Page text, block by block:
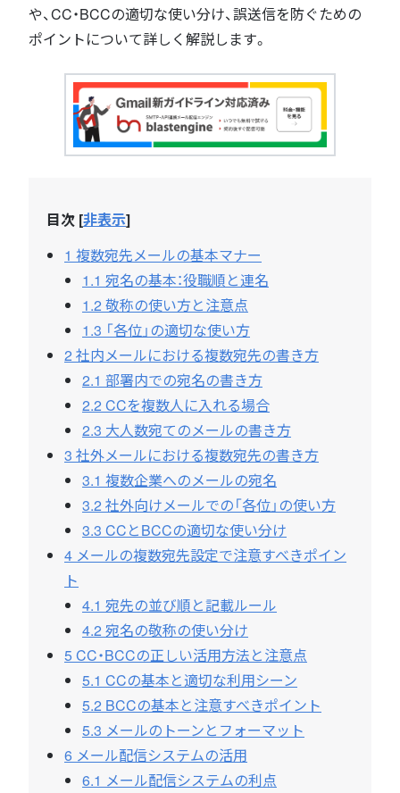
や、CC・BCCの適切な使い分け、誤送信を防ぐための
ポイントについて詳しく解説します。
目次 [非表示]
1 複数宛先メールの基本マナー
1.1 宛名の基本：役職順と連名
1.2 敬称の使い方と注意点
1.3 「各位」の適切な使い方
2 社内メールにおける複数宛先の書き方
2.1 部署内での宛名の書き方
2.2 CCを複数人に入れる場合
2.3 大人数宛てのメールの書き方
3 社外メールにおける複数宛先の書き方
3.1 複数企業へのメールの宛名
3.2 社外向けメールでの「各位」の使い方
3.3 CCとBCCの適切な使い分け
4 メールの複数宛先設定で注意すべきポイン
ト
4.1 宛先の並び順と記載ルール
4.2 宛名の敬称の使い分け
5CC・BCCの正しい活用方法と注意点
5.1 CCの基本と適切な利用シーン
5.2 BCCの基本と注意すべきポイント
5.3 メールのトーンとフォーマット
6 メール配信システムの活用
6.1 メール配信システムの利点